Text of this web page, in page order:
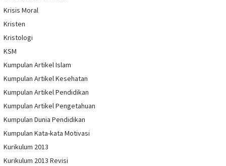
Krisis Moral
Kristen
Kristologi
KSM
Kumpulan Artikel Islam
Kumpulan Artikel Kesehatan
Kumpulan Artikel Pendidikan
Kumpulan Artikel Pengetahuan
Kumpulan Dunia Pendidikan
Kumpulan Kata-kata Motivasi
Kurikulum 2013
Kurikulum 2013 Revisi